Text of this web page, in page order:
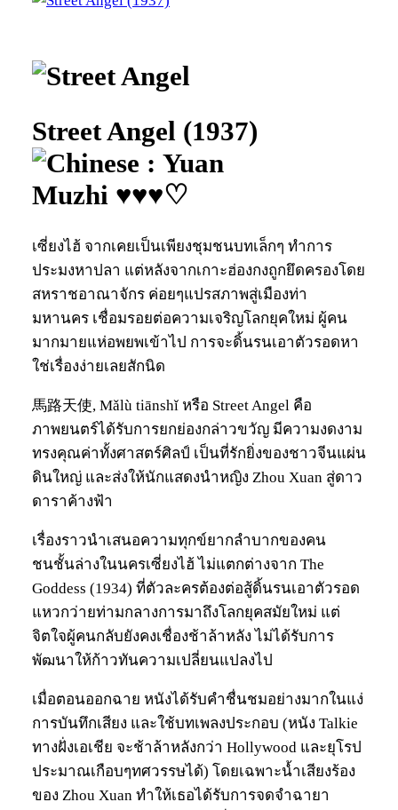
Street Angel (1937)
: Yuan
Muzhi ♥♥♥♡
เซี่ยงไฮ้ จากเคยเป็นเพียงชุมชนบทเล็กๆ ทำการ
ประมงหาปลา แต่หลังจากเกาะฮ่องกงถูกยึดครองโดย
สหราชอาณาจักร ค่อยๆแปรสภาพสู่เมืองท่า
มหานคร เชื่อมรอยต่อความเจริญโลกยุคใหม่ ผู้คน
มากมายแห่อพยพเข้าไป การจะดิ้นรนเอาตัวรอดหา
ใช่เรื่องง่ายเลยสักนิด
馬路天使, Mǎlù tiānshǐ หรือ Street Angel คือ
ภาพยนตร์ได้รับการยกย่องกล่าวขวัญ มีความงดงาม
ทรงคุณค่าทั้งศาสตร์ศิลป์ เป็นที่รักยิ่งของชาวจีนแผ่น
ดินใหญ่ และส่งให้นักแสดงนำหญิง Zhou Xuan สู่ดาว
ดาราค้างฟ้า
เรื่องราวนำเสนอความทุกข์ยากลำบากของคน
ชนชั้นล่างในนครเซี่ยงไฮ้ ไม่แตกต่างจาก The
Goddess (1934) ที่ตัวละครต้องต่อสู้ดิ้นรนเอาตัวรอด
แหวกว่ายท่ามกลางการมาถึงโลกยุคสมัยใหม่ แต่
จิตใจผู้คนกลับยังคงเชื่องช้าล้าหลัง ไม่ได้รับการ
พัฒนาให้ก้าวทันความเปลี่ยนแปลงไป
เมื่อตอนออกฉาย หนังได้รับคำชื่นชมอย่างมากในแง่
การบันทึกเสียง และใช้บทเพลงประกอบ (หนัง Talkie
ทางฝั่งเอเชีย จะช้าล้าหลังกว่า Hollywood และยุโรป
ประมาณเกือบๆทศวรรษได้) โดยเฉพาะน้ำเสียงร้อง
ของ Zhou Xuan ทำให้เธอได้รับการจดจำฉายา